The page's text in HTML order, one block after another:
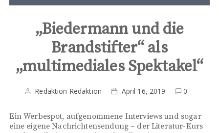
„Biedermann und die
Brandstifter“ als
„multimediales Spektakel“
Redaktion Redaktion April 16, 2019 0
Ein Werbespot, aufgenommene Interviews und sogar
eine eigene Nachrichtensendung – der Literatur-Kurs